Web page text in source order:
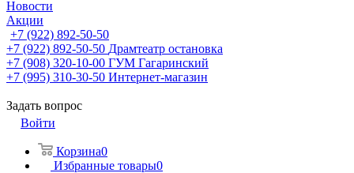
Новости
Акции
+7 (922) 892-50-50
+7 (922) 892-50-50 Драмтеатр остановка
+7 (908) 320-10-00 ГУМ Гагаринский
+7 (995) 310-30-50 Интернет-магазин
Задать вопрос
Войти
Корзина0
Избранные товары0